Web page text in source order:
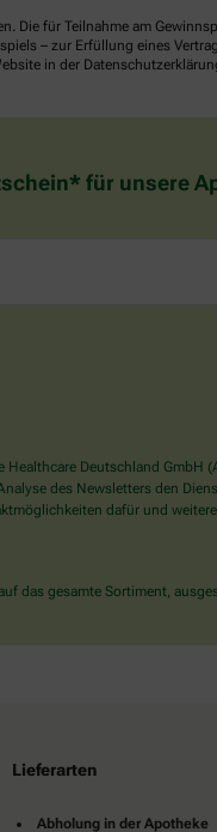
Die für Teilnahme am
– zur Erfüllung eines
in der
für unsere
Deutschland
des Newsletters den
dafür und
das gesamte Sortiment,
Lieferarten
Abholung in der Apotheke